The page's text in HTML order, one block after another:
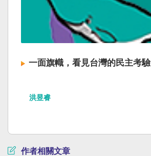
一面旗幟，看見台灣的民主考驗
洪昱睿
作者相關文章